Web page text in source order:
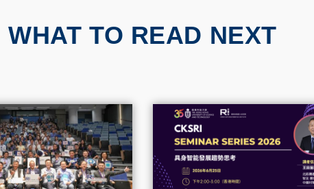
WHAT TO READ NEXT